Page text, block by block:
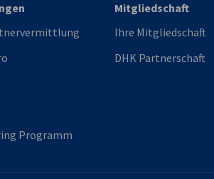
Programm
Mitgliedschaft
Ihre Mitgliedschaft
DHK Partnerschaft